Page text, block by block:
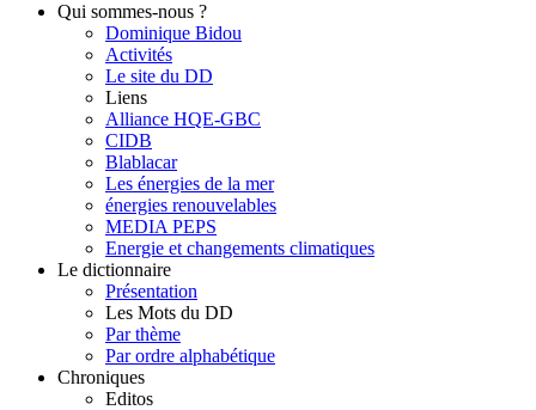
Qui sommes-nous ?
Dominique Bidou
Activités
Le site du DD
Liens
Alliance HQE-GBC
CIDB
Blablacar
Les énergies de la mer
énergies renouvelables
MEDIA PEPS
Energie et changements climatiques
Le dictionnaire
Présentation
Les Mots du DD
Par thème
Par ordre alphabétique
Chroniques
Editos